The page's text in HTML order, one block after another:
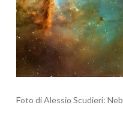
Foto di Alessio Scudieri: